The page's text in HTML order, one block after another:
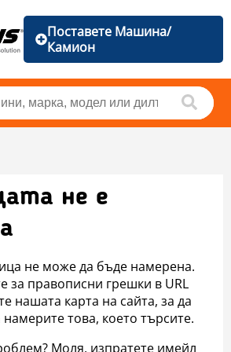
Поставете Машина/
Камион
не е
не може да бъде намерена.
за правописни грешки в URL
нашата карта на сайта, за да
това, което търсите.
Моля, изпратете имейл